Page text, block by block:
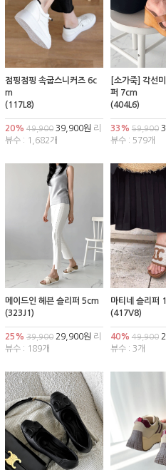
점핑점핑 속굽스니커즈 6c
m
(117L8)
20% 49,900 39,900원 리
뷰수 : 1,682개
[소가죽] 각선
퍼 7cm
(404L6)
33% 59,900
뷰수 : 579개
메이드인 헤븐 슬리퍼 5cm
(323J1)
25% 39,900 29,900원 리
뷰수 : 189개
마티네 슬리퍼
(417V8)
40% 49,900
뷰수 : 3개